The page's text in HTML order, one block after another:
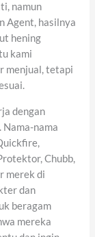
namun
Agent, hasilnya
hening
kami
menjual, tetapi
dengan
nama
Chubb,
merek di
dan
beragam
mereka